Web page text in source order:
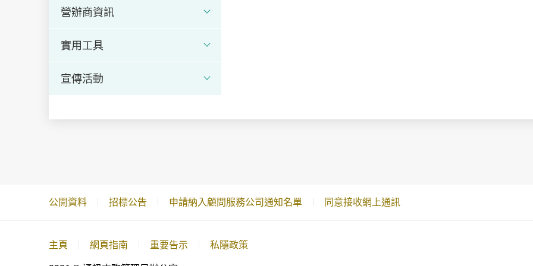
營辦商資訊
實用工具
宣傳活動
公開資料 招標公告 申請納入顧問服務公司通知名單 同意接收網上通訊
主頁 網頁指南 重要告示 私隱政策